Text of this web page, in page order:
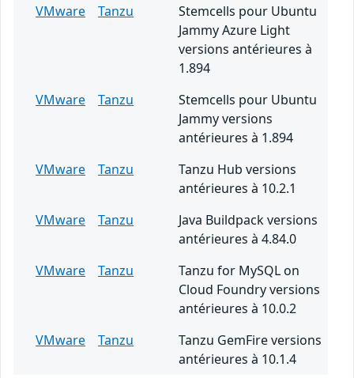
VMware Tanzu
Stemcells pour Ubuntu
Jammy Azure Light
versions antérieures à
1.894
VMware
Tanzu
Stemcells pour Ubuntu
Jammy versions
antérieures à 1.894
VMware
Tanzu
Tanzu Hub versions
antérieures à 10.2.1
VMware
Tanzu
Java Buildpack versions
antérieures à 4.84.0
VMware
Tanzu
Tanzu for MySQL on
Cloud Foundry versions
antérieures à 10.0.2
VMware
Tanzu
Tanzu GemFire versions
antérieures à 10.1.4